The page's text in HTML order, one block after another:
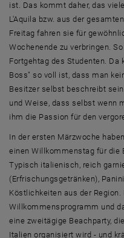
ist. Das kommt daher, das
L'Aquila bzw. aus der
Freitag fahren sie für
Wochenende zu verbringen.
Fortgehtag des Studenten. Da
Boss" so voll ist, dass man
Besitzer selbst beschreibt
und Weise, dass selbst wenn
ihm die Passion für den
In der ersten Märzwoche
einen Willkommenstag für die
Typisch italienisch, reich
(Erfrischungsgetränken),
Köstlichkeiten aus der Region.
Willkommensprogramm und
eine zweitägige Beachparty,
Italien organisiert wird - und